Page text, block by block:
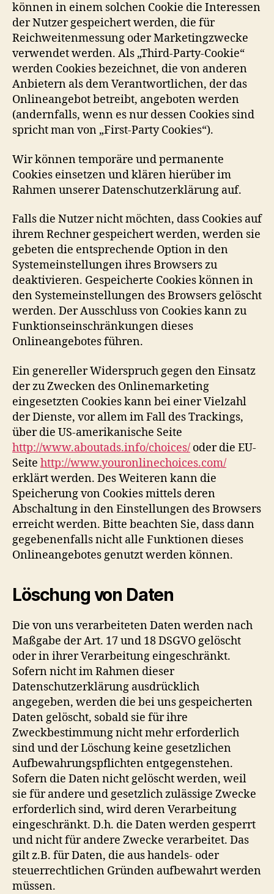
können in einem solchen Cookie die Interessen
der Nutzer gespeichert werden, die für
Reichweitenmessung oder Marketingzwecke
verwendet werden. Als „Third-Party-Cookie“
werden Cookies bezeichnet, die von anderen
Anbietern als dem Verantwortlichen, der das
Onlineangebot betreibt, angeboten werden
(andernfalls, wenn es nur dessen Cookies sind
spricht man von „First-Party Cookies“).
Wir können temporäre und permanente
Cookies einsetzen und klären hierüber im
Rahmen unserer Datenschutzerklärung auf.
Falls die Nutzer nicht möchten, dass Cookies auf
ihrem Rechner gespeichert werden, werden sie
gebeten die entsprechende Option in den
Systemeinstellungen ihres Browsers zu
deaktivieren. Gespeicherte Cookies können in
den Systemeinstellungen des Browsers gelöscht
werden. Der Ausschluss von Cookies kann zu
Funktionseinschränkungen dieses
Onlineangebotes führen.
Ein genereller Widerspruch gegen den Einsatz
der zu Zwecken des Onlinemarketing
eingesetzten Cookies kann bei einer Vielzahl
der Dienste, vor allem im Fall des Trackings,
über die US-amerikanische Seite
http://www.aboutads.info/choices/ oder die EU-
Seite http://www.youronlinechoices.com/
erklärt werden. Des Weiteren kann die
Speicherung von Cookies mittels deren
Abschaltung in den Einstellungen des Browsers
erreicht werden. Bitte beachten Sie, dass dann
gegebenenfalls nicht alle Funktionen dieses
Onlineangebotes genutzt werden können.
Löschung von Daten
Die von uns verarbeiteten Daten werden nach
Maßgabe der Art. 17 und 18 DSGVO gelöscht
oder in ihrer Verarbeitung eingeschränkt.
Sofern nicht im Rahmen dieser
Datenschutzerklärung ausdrücklich
angegeben, werden die bei uns gespeicherten
Daten gelöscht, sobald sie für ihre
Zweckbestimmung nicht mehr erforderlich
sind und der Löschung keine gesetzlichen
Aufbewahrungspflichten entgegenstehen.
Sofern die Daten nicht gelöscht werden, weil
sie für andere und gesetzlich zulässige Zwecke
erforderlich sind, wird deren Verarbeitung
eingeschränkt. D.h. die Daten werden gesperrt
und nicht für andere Zwecke verarbeitet. Das
gilt z.B. für Daten, die aus handels- oder
steuerrechtlichen Gründen aufbewahrt werden
müssen.